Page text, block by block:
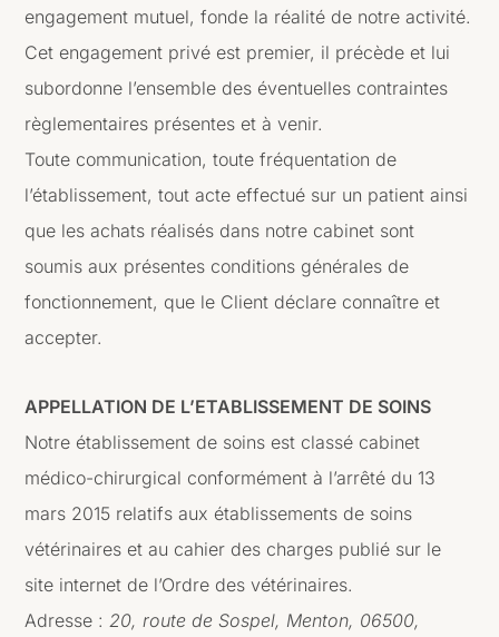
engagement mutuel, fonde la réalité de notre activité.
Cet engagement privé est premier, il précède et lui
subordonne l’ensemble des éventuelles contraintes
règlementaires présentes et à venir.
Toute communication, toute fréquentation de
l’établissement, tout acte effectué sur un patient ainsi
que les achats réalisés dans notre cabinet sont
soumis aux présentes conditions générales de
fonctionnement, que le Client déclare connaître et
accepter.
APPELLATION DE L’ETABLISSEMENT DE SOINS
Notre établissement de soins est classé cabinet
médico-chirurgical conformément à l’arrêté du 13
mars 2015 relatifs aux établissements de soins
vétérinaires et au cahier des charges publié sur le
site internet de l’Ordre des vétérinaires.
Adresse : 20, route de Sospel, Menton, 06500,